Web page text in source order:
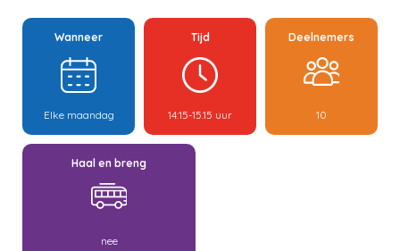
Wanneer
Elke maandag
Tijd
14:15-15.15 uur
Deelnemers
10
Haal en breng
nee